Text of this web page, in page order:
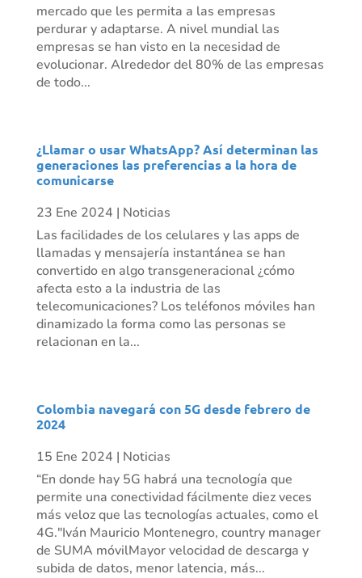
mercado que les permita a las empresas
perdurar y adaptarse. A nivel mundial las
empresas se han visto en la necesidad de
evolucionar. Alrededor del 80% de las empresas
de todo...
¿Llamar o usar WhatsApp? Así determinan las
generaciones las preferencias a la hora de
comunicarse
23 Ene 2024 | Noticias
Las facilidades de los celulares y las apps de
llamadas y mensajería instantánea se han
convertido en algo transgeneracional ¿cómo
afecta esto a la industria de las
telecomunicaciones? Los teléfonos móviles han
dinamizado la forma como las personas se
relacionan en la...
Colombia navegará con 5G desde febrero de
2024
15 Ene 2024 | Noticias
“En donde hay 5G habrá una tecnología que
permite una conectividad fácilmente diez veces
más veloz que las tecnologías actuales, como el
4G."Iván Mauricio Montenegro, country manager
de SUMA móvilMayor velocidad de descarga y
subida de datos, menor latencia, más...